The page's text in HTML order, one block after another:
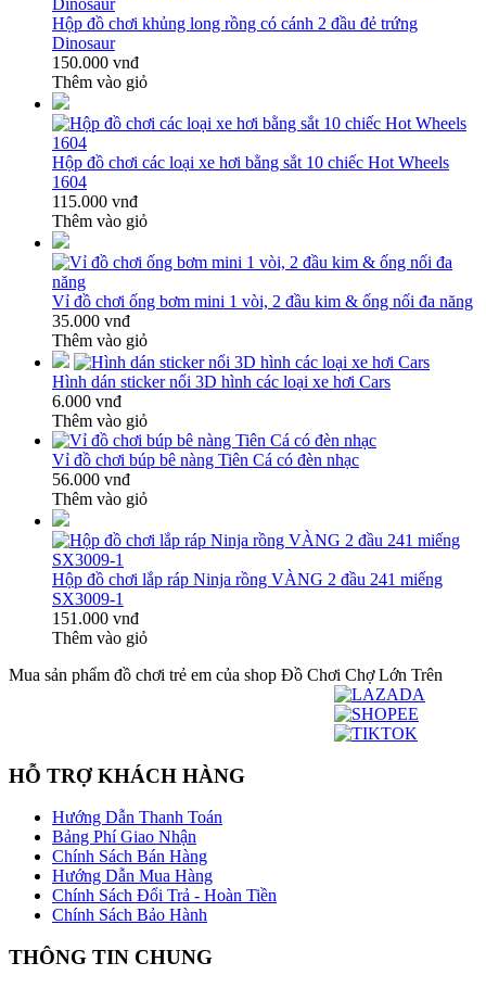
Hộp đồ chơi khủng long rồng có cánh 2 đầu đẻ trứng
Dinosaur
150.000 vnđ
Thêm vào giỏ
Hộp đồ chơi các loại xe hơi bằng sắt 10 chiếc Hot Wheels
1604
115.000 vnđ
Thêm vào giỏ
Vỉ đồ chơi ống bơm mini 1 vòi, 2 đầu kim & ống nối đa năng
35.000 vnđ
Thêm vào giỏ
Hình dán sticker nổi 3D hình các loại xe hơi Cars
6.000 vnđ
Thêm vào giỏ
Vỉ đồ chơi búp bê nàng Tiên Cá có đèn nhạc
56.000 vnđ
Thêm vào giỏ
Hộp đồ chơi lắp ráp Ninja rồng VÀNG 2 đầu 241 miếng
SX3009-1
151.000 vnđ
Thêm vào giỏ
Mua sản phẩm đồ chơi trẻ em của shop Đồ Chơi Chợ Lớn Trên
HỖ TRỢ KHÁCH HÀNG
Hướng Dẫn Thanh Toán
Bảng Phí Giao Nhận
Chính Sách Bán Hàng
Hướng Dẫn Mua Hàng
Chính Sách Đổi Trả - Hoàn Tiền
Chính Sách Bảo Hành
THÔNG TIN CHUNG